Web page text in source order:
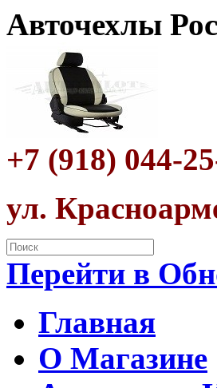
Авточехлы
+7 (918) 044-
ул.
Перейти в
Главная
О Магазине